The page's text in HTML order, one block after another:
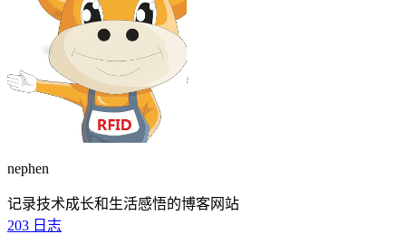
nephen
记录技术成长和生活感悟的博客网站
203 日志